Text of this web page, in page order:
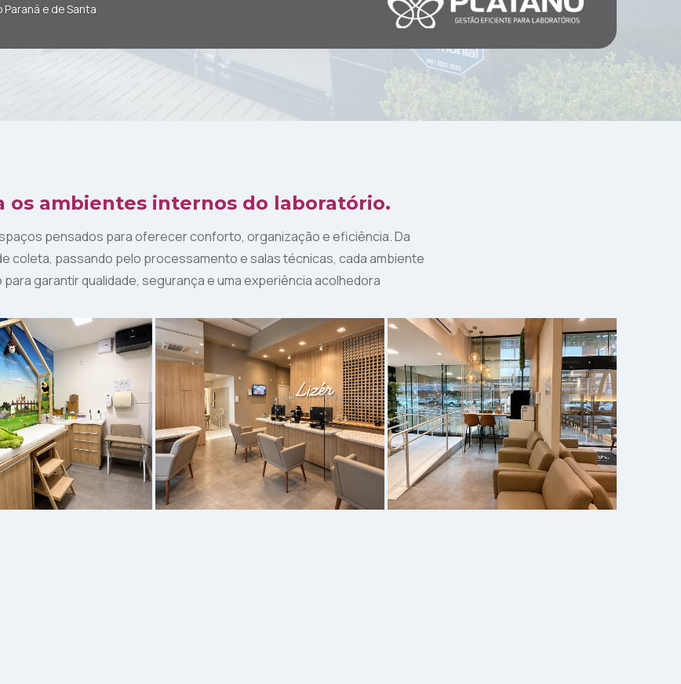
e de Santa
os ambientes internos do laboratório.
pensados para oferecer conforto, organização e eficiência. Da
coleta, passando pelo processamento e salas técnicas, cada ambiente
garantir qualidade, segurança e uma experiência acolhedora